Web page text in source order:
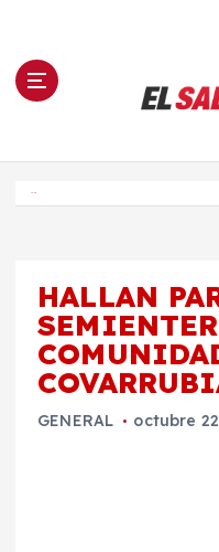
n El
HALLAN
GENERAL octubre